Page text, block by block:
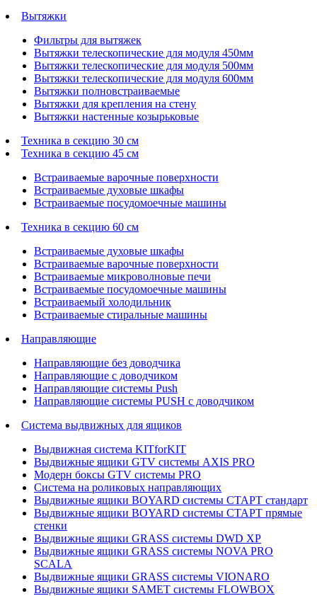
Вытяжки
Фильтры для вытяжек
Вытяжки телескопические для модуля 450мм
Вытяжки телескопические для модуля 500мм
Вытяжки телескопические для модуля 600мм
Вытяжки полновстраиваемые
Вытяжки для крепления на стену
Вытяжки настенные козырьковые
Техника в секцию 30 см
Техника в секцию 45 см
Встраиваемые варочные поверхности
Встраиваемые духовые шкафы
Встраиваемые посудомоечные машины
Техника в секцию 60 см
Встраиваемые духовые шкафы
Встраиваемые варочные поверхности
Встраиваемые микроволновые печи
Встраиваемые посудомоечные машины
Встраиваемый холодильник
Встраиваемые стиральные машины
Направляющие
Направляющие без доводчика
Направляющие с доводчиком
Направляющие системы Push
Направляющие системы PUSH с доводчиком
Система выдвижных для ящиков
Выдвижная система KITforKIT
Выдвижные ящики GTV системы AXIS PRO
Модерн боксы GTV системы PRO
Система на роликовых направляющих
Выдвижные ящики BOYARD системы СТАРТ стандарт
Выдвижные ящики BOYARD системы СТАРТ прямые
стенки
Выдвижные ящики GRASS системы DWD XP
Выдвижные ящики GRASS системы NOVA PRO
SCALA
Выдвижные ящики GRASS системы VIONARO
Выдвижные ящики SAMET системы FLOWBOX